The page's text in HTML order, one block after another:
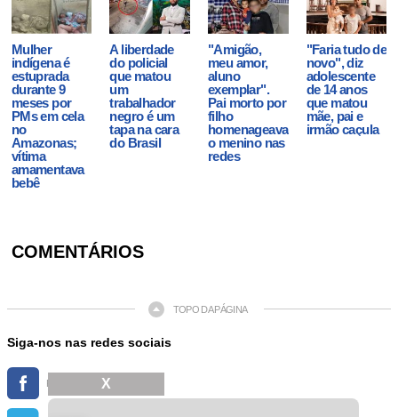
Mulher
indígena é
estuprada
durante 9
meses por
PMs em cela
no
Amazonas;
vítima
amamentava
bebê
A liberdade
do policial
que matou
um
trabalhador
negro é um
tapa na cara
do Brasil
"Amigão,
meu amor,
aluno
exemplar".
Pai morto por
filho
homenageava
o menino nas
redes
"Faria tudo de
novo", diz
adolescente
de 14 anos
que matou
mãe, pai e
irmão caçula
COMENTÁRIOS
TOPO DA PÁGINA
Siga-nos nas redes sociais
X